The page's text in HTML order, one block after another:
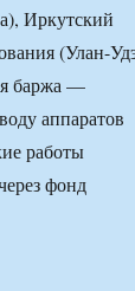
Иркутский
(Улан-
баржа —
аппаратов
работы
фонд